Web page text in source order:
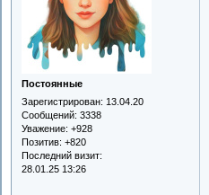
Постоянные
Зарегистрирован: 13.04.20
Сообщений: 3338
Уважение: +928
Позитив: +820
Последний визит:
28.01.25 13:26